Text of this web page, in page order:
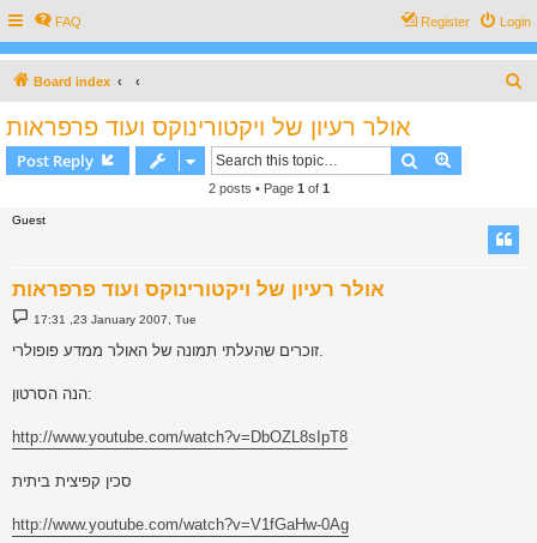
FAQ Login
Register
Board index
אולר רעיון של ויקטורינוקס ועוד פרפראות
Post Reply Search
2 posts • Page 1 of 1
Guest
אולר רעיון של ויקטורינוקס ועוד פרפראות
P
o
t
17:31 ,23 January 2007, Tue
זוכרים שהעלתי תמונה של האולר ממדע פופולרי.
הנה הסרטון:
http://www.youtube.com/watch?v=DbOZL8sIpT8
סכין קפיצית ביתית
http://www.youtube.com/watch?v=V1fGaHw-0Ag